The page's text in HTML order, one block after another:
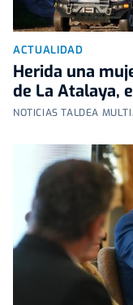
ACTUALIDAD
Herida una
de La Atalaya,
NOTICIAS TALDEA